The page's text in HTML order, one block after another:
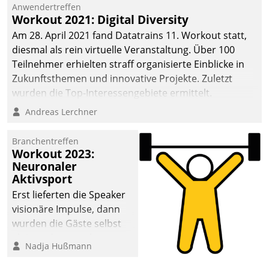
Cloud-Strategien und -
Lösungen mit hohem
Zukunftspotenzial.
Anwendertreffen
Workout 2021: Digital Diversity
Am 28. April 2021 fand Datatrains 11. Workout statt,
diesmal als rein virtuelle Veranstaltung. Über 100
Teilnehmer erhielten straff organisierte Einblicke in
Zukunftsthemen und innovative Projekte. Zuletzt
wurden die Top-Interessengebiete ermittelt.
Andreas Lerchner
Branchentreffen
Workout 2023:
Neuronaler
Aktivsport
Erst lieferten die Speaker
visionäre Impulse, dann
wurden die Gäste selbst
methodisch
Nadja Hußmann